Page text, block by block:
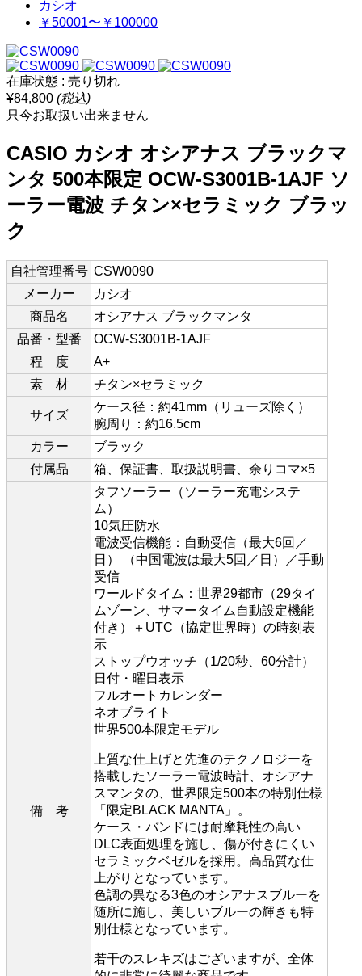
カシオ
￥50001〜￥100000
在庫状態 : 売り切れ
¥84,800 (税込)
只今お取扱い出来ません
CASIO カシオ オシアナス ブラックマ
ンタ 500本限定 OCW-S3001B-1AJF ソ
ーラー電波 チタン×セラミック ブラッ
ク
自社管理番号 CSW0090
メーカー
カシオ
商品名
オシアナス ブラックマンタ
品番・型番
OCW-S3001B-1AJF
程 度
A+
素 材
チタン×セラミック
サイズ
ケース径：約41mm（リューズ除く）
腕周り：約16.5cm
カラー
ブラック
付属品
箱、保証書、取扱説明書、余りコマ×5
備 考
タフソーラー（ソーラー充電システ
ム）
10気圧防水
電波受信機能：自動受信（最大6回／
日） （中国電波は最大5回／日）／手動
受信
ワールドタイム：世界29都市（29タイ
ムゾーン、サマータイム自動設定機能
付き）＋UTC（協定世界時）の時刻表
示
ストップウオッチ（1/20秒、60分計）
日付・曜日表示
フルオートカレンダー
ネオブライト
世界500本限定モデル
上質な仕上げと先進のテクノロジーを
搭載したソーラー電波時計、オシアナ
スマンタの、世界限定500本の特別仕様
「限定BLACK MANTA」。
ケース・バンドには耐摩耗性の高い
DLC表面処理を施し、傷が付きにくい
セラミックベゼルを採用。高品質な仕
上がりとなっています。
色調の異なる3色のオシアナスブルーを
随所に施し、美しいブルーの輝きも特
別仕様となっています。
若干のスレキズはございますが、全体